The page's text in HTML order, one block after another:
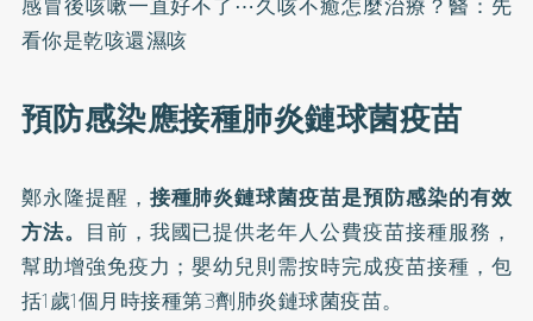
感冒後咳嗽一直好不了⋯久咳不癒怎麼治療？醫：先
看你是乾咳還濕咳
預防感染應接種肺炎鏈球菌疫苗
鄭永隆提醒， 接種肺炎鏈球菌疫苗是預防感染的有效
方法。 目前，我國已提供老年人公費疫苗接種服務，
幫助增強免疫力；嬰幼兒則需按時完成疫苗接種，包
括1歲1個月時接種第3劑肺炎鏈球菌疫苗。